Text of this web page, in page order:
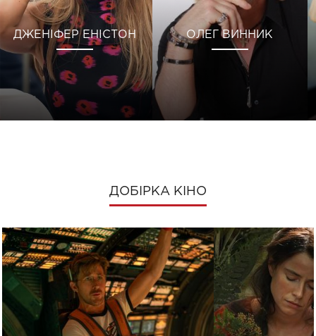
ДЖЕНІФЕР ЕНІСТОН ОЛЕГ ВИННИК
ДОБІРКА КІНО